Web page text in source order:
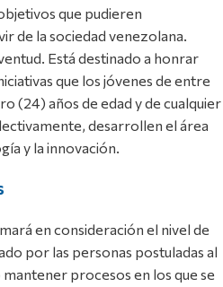
que pudieren
de la sociedad venezolana.
Está destinado a honrar
que los jóvenes de entre
(24) años de edad y de cualquier
desarrollen el área
y la innovación.
en consideración el nivel de
por las personas postuladas al
procesos en los que se